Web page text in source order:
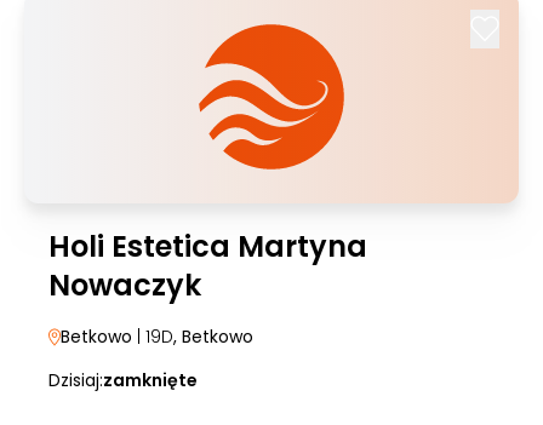
Holi Estetica Martyna
Nowaczyk
Betkowo | 19D, Betkowo
Dzisiaj:zamknięte